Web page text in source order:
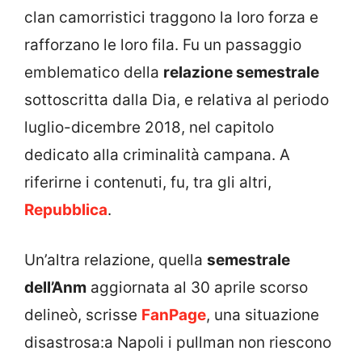
clan camorristici traggono la loro forza e
rafforzano le loro fila. Fu un passaggio
emblematico della relazione semestrale
sottoscritta dalla Dia, e relativa al periodo
luglio-dicembre 2018, nel capitolo
dedicato alla criminalità campana. A
riferirne i contenuti, fu, tra gli altri,
Repubblica.
Un’altra relazione, quella semestrale
dell’Anm aggiornata al 30 aprile scorso
delineò, scrisse FanPage, una situazione
disastrosa:a Napoli i pullman non riescono